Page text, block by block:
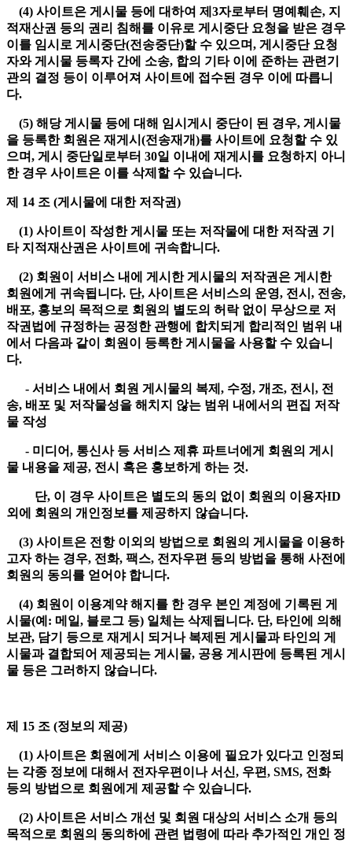
(4) 사이트은 게시물 등에 대하여 제3자로부터 명예훼손, 지
적재산권 등의 권리 침해를 이유로 게시중단 요청을 받은 경우
이를 임시로 게시중단(전송중단)할 수 있으며, 게시중단 요청
자와 게시물 등록자 간에 소송, 합의 기타 이에 준하는 관련기
관의 결정 등이 이루어져 사이트에 접수된 경우 이에 따릅니
다.
(5) 해당 게시물 등에 대해 임시게시 중단이 된 경우, 게시물
을 등록한 회원은 재게시(전송재개)를 사이트에 요청할 수 있
으며, 게시 중단일로부터 30일 이내에 재게시를 요청하지 아니
한 경우 사이트은 이를 삭제할 수 있습니다.
제 14 조 (게시물에 대한 저작권)
(1) 사이트이 작성한 게시물 또는 저작물에 대한 저작권 기
타 지적재산권은 사이트에 귀속합니다.
(2) 회원이 서비스 내에 게시한 게시물의 저작권은 게시한
회원에게 귀속됩니다. 단, 사이트은 서비스의 운영, 전시, 전송,
배포, 홍보의 목적으로 회원의 별도의 허락 없이 무상으로 저
작권법에 규정하는 공정한 관행에 합치되게 합리적인 범위 내
에서 다음과 같이 회원이 등록한 게시물을 사용할 수 있습니
다.
- 서비스 내에서 회원 게시물의 복제, 수정, 개조, 전시, 전
송, 배포 및 저작물성을 해치지 않는 범위 내에서의 편집 저작
물 작성
- 미디어, 통신사 등 서비스 제휴 파트너에게 회원의 게시
물 내용을 제공, 전시 혹은 홍보하게 하는 것.
단, 이 경우 사이트은 별도의 동의 없이 회원의 이용자ID
외에 회원의 개인정보를 제공하지 않습니다.
(3) 사이트은 전항 이외의 방법으로 회원의 게시물을 이용하
고자 하는 경우, 전화, 팩스, 전자우편 등의 방법을 통해 사전에
회원의 동의를 얻어야 합니다.
(4) 회원이 이용계약 해지를 한 경우 본인 계정에 기록된 게
시물(예: 메일, 블로그 등) 일체는 삭제됩니다. 단, 타인에 의해
보관, 담기 등으로 재게시 되거나 복제된 게시물과 타인의 게
시물과 결합되어 제공되는 게시물, 공용 게시판에 등록된 게시
물 등은 그러하지 않습니다.
제 15 조 (정보의 제공)
(1) 사이트은 회원에게 서비스 이용에 필요가 있다고 인정되
는 각종 정보에 대해서 전자우편이나 서신, 우편, SMS, 전화
등의 방법으로 회원에게 제공할 수 있습니다.
(2) 사이트은 서비스 개선 및 회원 대상의 서비스 소개 등의
목적으로 회원의 동의하에 관련 법령에 따라 추가적인 개인 정